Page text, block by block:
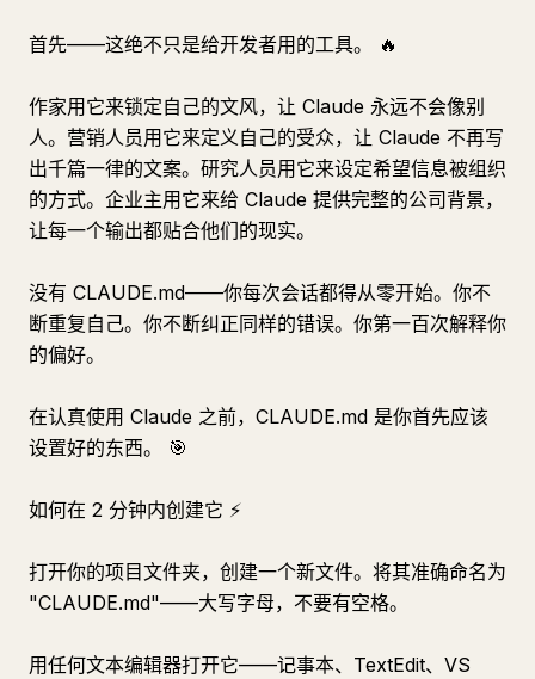
首先——这绝不只是给开发者用的工具。 🔥
作家用它来锁定自己的文风，让 Claude 永远不会像别
人。营销人员用它来定义自己的受众，让 Claude 不再写
出千篇一律的文案。研究人员用它来设定希望信息被组织
的方式。企业主用它来给 Claude 提供完整的公司背景，
让每一个输出都贴合他们的现实。
没有 CLAUDE.md——你每次会话都得从零开始。你不
断重复自己。你不断纠正同样的错误。你第一百次解释你
的偏好。
在认真使用 Claude 之前，CLAUDE.md 是你首先应该
设置好的东西。 🎯
如何在 2 分钟内创建它 ⚡
打开你的项目文件夹，创建一个新文件。将其准确命名为
"CLAUDE.md"——大写字母，不要有空格。
用任何文本编辑器打开它——记事本、TextEdit、VS